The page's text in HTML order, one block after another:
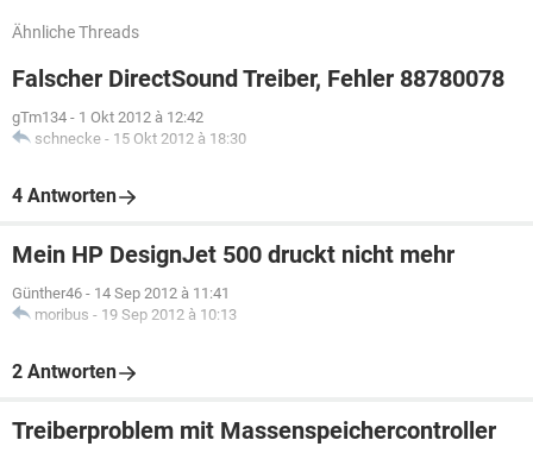
Ähnliche Threads
Falscher DirectSound Treiber, Fehler 88780078
gTm134 - 1 Okt 2012 à 12:42
schnecke - 15 Okt 2012 à 18:30
4 Antworten
Mein HP DesignJet 500 druckt nicht mehr
Günther46 - 14 Sep 2012 à 11:41
moribus - 19 Sep 2012 à 10:13
2 Antworten
Treiberproblem mit Massenspeichercontroller